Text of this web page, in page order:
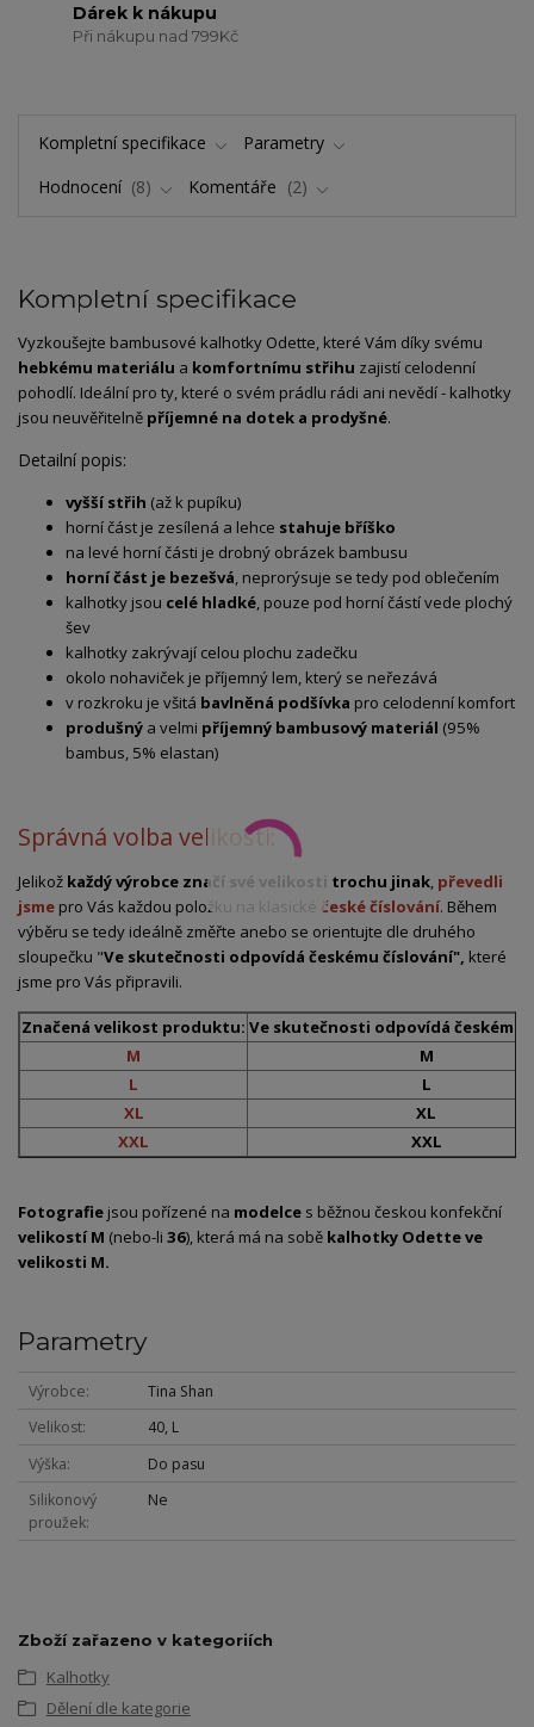
Dárek k nákupu
Při nákupu nad 799Kč
Kompletní specifikace
Parametry
Hodnocení
8 Komentáře 2
Kompletní specifikace
Vyzkoušejte bambusové kalhotky Odette, které Vám díky svému
hebkému materiálu a komfortnímu střihu zajistí celodenní
pohodlí. Ideální pro ty, které o svém prádlu rádi ani nevědí - kalhotky
jsou neuvěřitelně příjemné na dotek a prodyšné.
Detailní popis:
vyšší střih (až k pupíku)
horní část je zesílená a lehce stahuje bříško
na levé horní části je drobný obrázek bambusu
horní část je bezešvá , neprorýsuje se tedy pod oblečením
kalhotky jsou celé hladké , pouze pod horní částí vede plochý
šev
kalhotky zakrývají celou plochu zadečku
okolo nohaviček je příjemný lem, který se neřezává
v rozkroku je všitá bavlněná podšívka pro celodenní komfort
produšný a velmi příjemný bambusový materiál (95%
bambus, 5% elastan)
Správná volba velikosti:
Jelikož každý výrobce značí své velikosti trochu jinak převedli
jsme pro Vás každou položku na klasické české číslování. Během
výběru se tedy ideálně změřte anebo se orientujte dle druhého
sloupečku "Ve skutečnosti odpovídá českému číslování", které
jsme pro Vás připravili.
Značená velikost produktu: Ve skutečnosti odpovídá českému
M
M
L
L
XL
XL
XXL
XXL
Fotografie jsou pořízené na modelce s běžnou českou konfekční
velikostí M (nebo-li 36), která má na sobě kalhotky Odetteve
velikosti M.
Parametry
Výrobce
Tina Shan
Velikost
40, L
Výška
Do pasu
Silikonový
proužek
Ne
Zboží zařazeno v kategoriích
Kalhotky
Dělení dle kategorie